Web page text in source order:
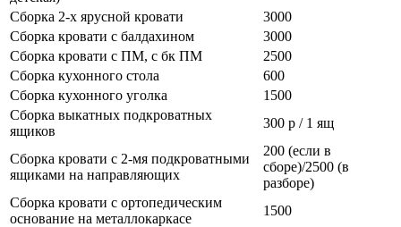
Сборка 2-х ярусной кровати
3000
Сборка кровати с балдахином
3000
Сборка кровати с ПМ, с бк ПМ
2500
Сборка кухонного стола
600
Сборка кухонного уголка
1500
Сборка выкатных подкроватных
ящиков
300 р / 1 ящ
Сборка кровати с 2-мя подкроватными
ящиками на направляющих
200 (если в
сборе)/2500 (в
разборе)
Сборка кровати с ортопедическим
основание на металлокаркасе
1500